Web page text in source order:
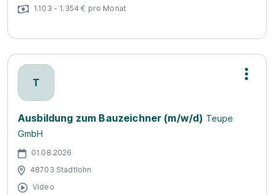
1.103 - 1.354 € pro Monat
T
Ausbildung zum Bauzeichner (m/w/d) Teupe
GmbH
01.08.2026
48703 Stadtlohn
Video